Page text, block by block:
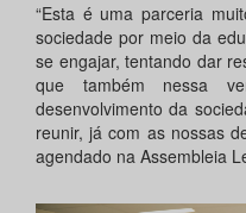
“Esta é uma parceria
sociedade por meio da
se engajar, tentando dar
que também nessa
desenvolvimento da
reunir, já com as nossas
agendado na Assembleia